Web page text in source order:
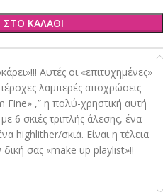
ΚΑΛΆΘΙ
Αυτές οι «επιτυχημένες»
λαμπερές αποχρώσεις
,” η πολύ-χρηστική αυτή
6 σκιές τριπλής άλεσης, ένα
highlither/σκιά. Είναι η τέλεια
σας «make up playlist»!!